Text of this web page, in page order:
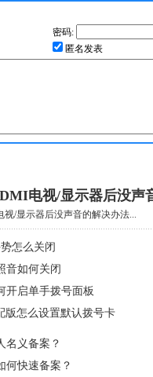
密码:
匿名发表
电视/显示器后没声
视/显示器后没声音的解决办法...
怎么关闭
音如何关闭
开启单手拨号面板
版怎么设置默认拨号卡
名义备案？
何快速备案？